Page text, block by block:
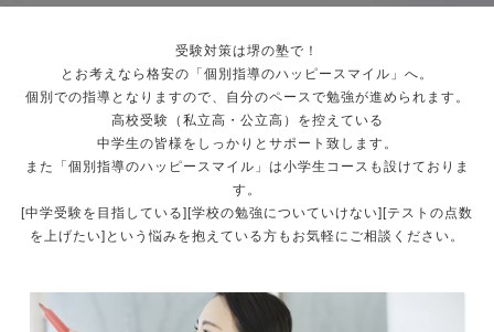
受験対策は堺の塾で！
とお考えなら格安の「個別指導のハッピースマイル」へ。
個別での指導となりますので、自分のペースで勉強が進められます。
高校受験（私立高・公立高）を控えている
中学生の皆様をしっかりとサポート致します。
また「個別指導のハッピースマイル」は小学生コースも設けておりま
す。
[中学受験を目指している][学校の勉強についていけない][テストの点数
を上げたい]という悩みを抱えている方もお気軽にご相談ください。